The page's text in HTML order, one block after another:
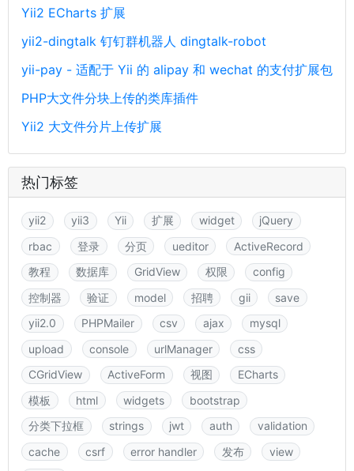
Yii2 ECharts 扩展
yii2-dingtalk 钉钉群机器人 dingtalk-robot
yii-pay - 适配于 Yii 的 alipay 和 wechat 的支付扩展包
PHP大文件分块上传的类库插件
Yii2 大文件分片上传扩展
热门标签
yii2 yii3 Yii 扩展 widget
jQuery
rbac
登录 分页 ueditor
ActiveRecord
教程
数据库 GridView 权限
config
控制器
验证 model 招聘 gii
save
yii2.0
PHPMailer csv ajax
mysql
upload
console urlManager
css
CGridView
ActiveForm 视图
ECharts
模板
html widgets
bootstrap
分类下拉框
strings jwt auth
validation
cache
csrf error handler 发布
view